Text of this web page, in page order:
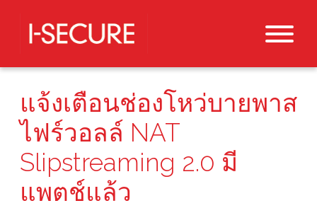
แจ้งเตือนช่องโหว่บายพาส
ไฟร์วอลล์ NAT
Slipstreaming 2.0 มี
แพตช์แล้ว